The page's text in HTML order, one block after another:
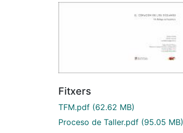
Fitxers
TFM.pdf (62.62 MB)
Proceso de Taller.pdf (95.05 MB)